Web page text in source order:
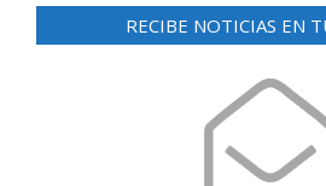
RECIBE NOTICIAS EN